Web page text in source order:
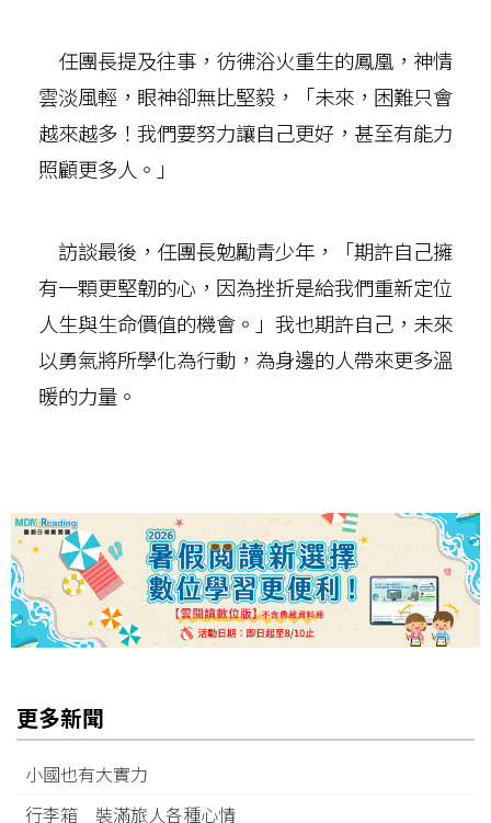
任團長提及往事，彷彿浴火重生的鳳凰，神情
雲淡風輕，眼神卻無比堅毅，「未來，困難只會
越來越多！我們要努力讓自己更好，甚至有能力
照顧更多人。」
訪談最後，任團長勉勵青少年，「期許自己擁
有一顆更堅韌的心，因為挫折是給我們重新定位
人生與生命價值的機會。」我也期許自己，未來
以勇氣將所學化為行動，為身邊的人帶來更多溫
暖的力量。
更多新聞
小國也有大實力
行李箱 裝滿旅人各種心情